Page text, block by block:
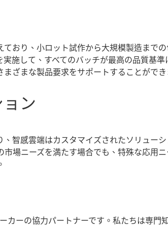
おり、小ロット試作から大規模製造まで
施して、すべてのバッチが最高の品質基
ざまな製品要求をサポートすることができ
ン
智感雲端はカスタマイズされたソリュー
場ニーズを満たす場合でも、特殊な応用
ーの協力パートナーです。私たちは専門